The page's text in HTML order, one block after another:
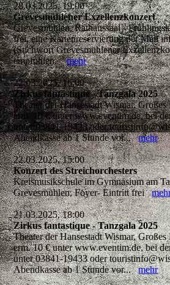
28.03.2025, 19:00
Grevesmühlener Exzellenzkonzert
Grevesmühlen, Rathaussaal -
frei, eine Kartenreservierung per Mail
(Stichwort Grevesmühlener
empfohlen.mehr
22.03.2025, 16:00
Zirkus fantastique - Tanzgala 2025
Theater der Hansestadt Wismar,
erm. 10 € unter www.eventim.de, bei
unter 03841-19433 oder
Abendkasse ab 1 Stunde vor...mehr
22.03.2025, 15:00
Konzert des Streichorchesters
Kreismusikschule im Gymnasium am
Grevesmühlen, Foyer- Eintritt frei
21.03.2025, 18:00
Zirkus fantastique - Tanzgala 2025
Theater der Hansestadt Wismar,
erm. 10 € unter www.eventim.de, bei
unter 03841-19433 oder
Abendkasse ab 1 Stunde vor...mehr